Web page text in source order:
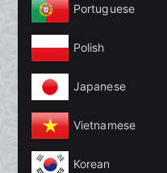
Portuguese
Polish
Japanese
Vietnamese
Korean